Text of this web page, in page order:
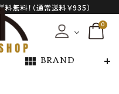
無料！（通常送料￥935）
0
view_module BRAND